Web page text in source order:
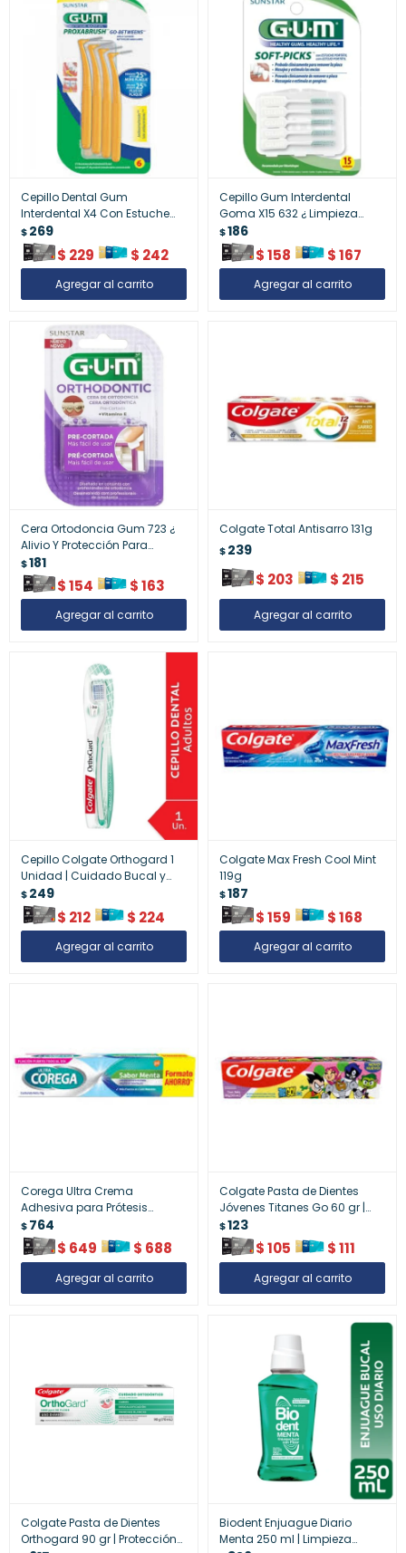
Cepillo Dental Gum
Interdental X4 Con Estuche
3012
$269
$ 229 $ 242
Cepillo Gum Interdental
Goma X15 632 ¿ Limpieza
Suave
$186
$158 $167
Cera Ortodoncia Gum 723 ¿
Alivio Y Protección Para
Brackets
$181
$154 $163
Colgate Total Antisarro 131g
$239
$ 203 $ 215
Cepillo Colgate Orthogard 1
Unidad | Cuidado Bucal y
Protección de Encías
$249
$ 212 $ 224
Colgate Max Fresh Cool Mint
119g
$187
$159 $168
Corega Ultra Crema
Adhesiva para Prótesis
Dentales Menta 70 gr |
Fijación y Comodidad
$764
$ 649 $ 688
Colgate Pasta de Dientes
Jóvenes Titanes Go 60 gr |
Diversión y Protección Dental
$123
$105 $111
Colgate Pasta de Dientes
Orthogard 90 gr | Protección
Biodent Enjuague Diario
Menta 250 ml | Limpieza